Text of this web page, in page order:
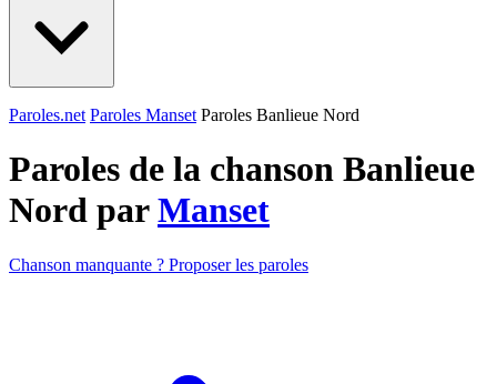
Paroles.net Paroles Manset Paroles Banlieue Nord
Paroles de la chanson Banlieue
Nord parManset
Chanson manquante ? Proposer les paroles